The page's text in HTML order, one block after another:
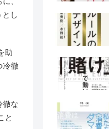
し
助
冷徹
徹な
と